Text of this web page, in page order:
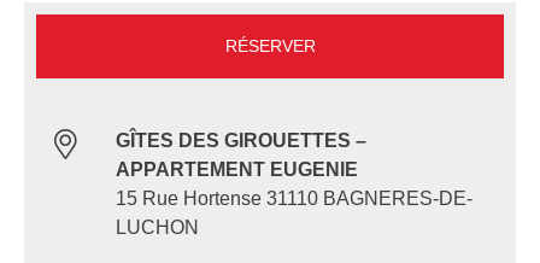
RÉSERVER
GÎTES DES GIROUETTES –
APPARTEMENT EUGENIE
15 Rue Hortense 31110 BAGNERES-DE-
LUCHON